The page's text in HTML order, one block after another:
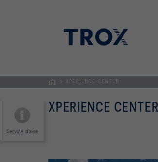
d'accueil
​XPERIENCE CENTER
Service d'aide
​XPERIENCE CENTER